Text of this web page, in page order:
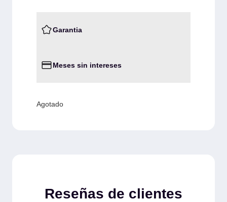
Garantia
Meses sin intereses
Agotado
Reseñas de clientes